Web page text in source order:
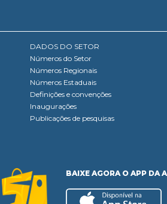
DADOS DO SETOR
Números do Setor
Números Regionais
Números Estaduais
Definições e convenções
Inaugurações
Publicações de pesquisas
BAIXE AGORA O APP DA